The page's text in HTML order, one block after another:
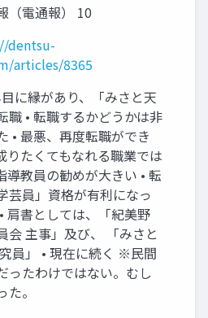
（電通報） 10
dentsu-
articles/8365
に縁があり、「みさと天
職 • 転職するかどうかは非
• 最悪、再度転職ができ
りたくてもなれる職業では
導教員の勧めが大きい • 転
芸員」資格が有利になっ
肩書としては、「紀美野
会 主事」及び、 「みさと
員」 • 現在に続く ※民間
ったわけではない。むし
。